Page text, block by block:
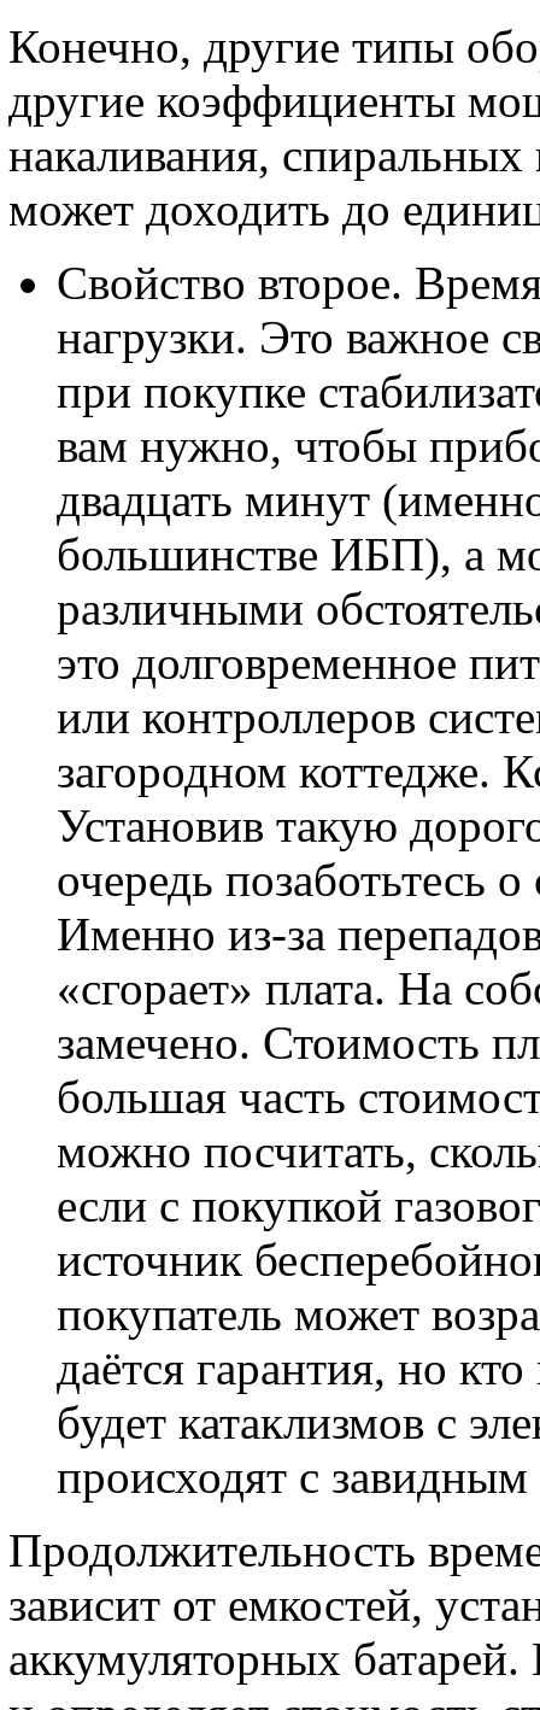
Конечно, другие типы
другие коэффициенты
накаливания,
может доходить до
Свойство второе.
нагрузки. Это важное
при покупке
вам нужно, чтобы
двадцать минут
большинстве ИБП), а
различными
это долговременное
или контроллеров
загородном коттедже.
Установив такую
очередь позаботьтесь
Именно из-за
«сгорает» плата. На
замечено. Стоимость
большая часть
можно посчитать,
если с покупкой
источник
покупатель может
даётся гарантия, но
будет катаклизмов с
происходят с завидным
Продолжительность
зависит от емкостей,
аккумуляторных